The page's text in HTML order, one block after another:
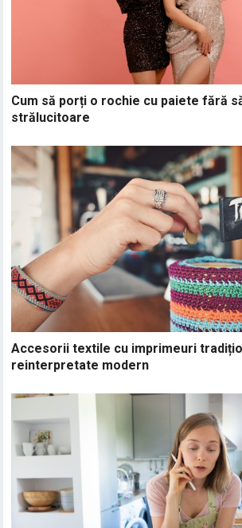
Cum să porți o rochie cu paiete fără
strălucitoare
Accesorii textile cu imprimeuri
reinterpretate modern